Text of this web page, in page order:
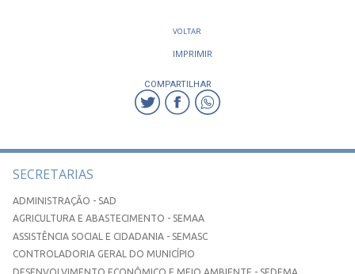
VOLTAR
IMPRIMIR
COMPARTILHAR
SECRETARIAS
ADMINISTRAÇÃO - SAD
AGRICULTURA E ABASTECIMENTO - SEMAA
ASSISTÊNCIA SOCIAL E CIDADANIA - SEMASC
CONTROLADORIA GERAL DO MUNICÍPIO
DESENVOLVIMENTO ECONÔMICO E MEIO AMBIENTE - SEDEMA